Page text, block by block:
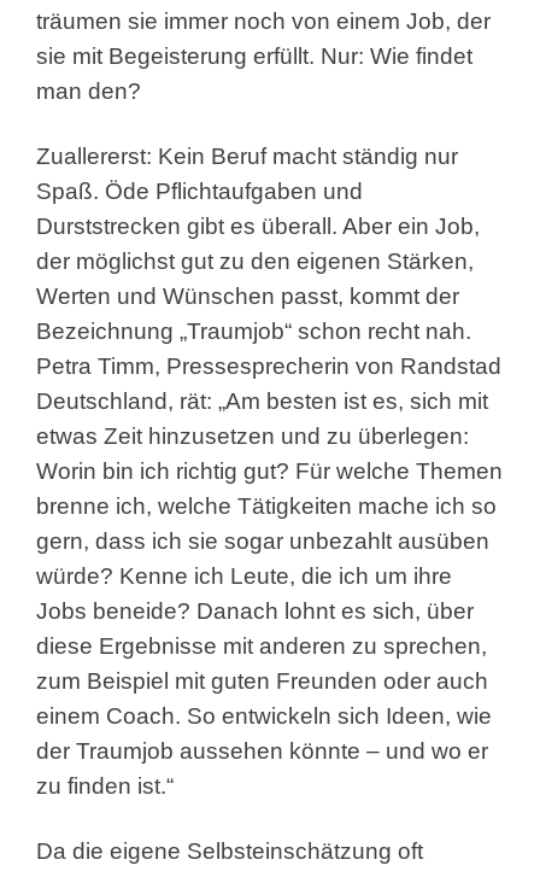
träumen sie immer noch von einem Job, der
sie mit Begeisterung erfüllt. Nur: Wie findet
man den?
Zuallererst: Kein Beruf macht ständig nur
Spaß. Öde Pflichtaufgaben und
Durststrecken gibt es überall. Aber ein Job,
der möglichst gut zu den eigenen Stärken,
Werten und Wünschen passt, kommt der
Bezeichnung „Traumjob“ schon recht nah.
Petra Timm, Pressesprecherin von Randstad
Deutschland, rät: „Am besten ist es, sich mit
etwas Zeit hinzusetzen und zu überlegen:
Worin bin ich richtig gut? Für welche Themen
brenne ich, welche Tätigkeiten mache ich so
gern, dass ich sie sogar unbezahlt ausüben
würde? Kenne ich Leute, die ich um ihre
Jobs beneide? Danach lohnt es sich, über
diese Ergebnisse mit anderen zu sprechen,
zum Beispiel mit guten Freunden oder auch
einem Coach. So entwickeln sich Ideen, wie
der Traumjob aussehen könnte – und wo er
zu finden ist.“
Da die eigene Selbsteinschätzung oft